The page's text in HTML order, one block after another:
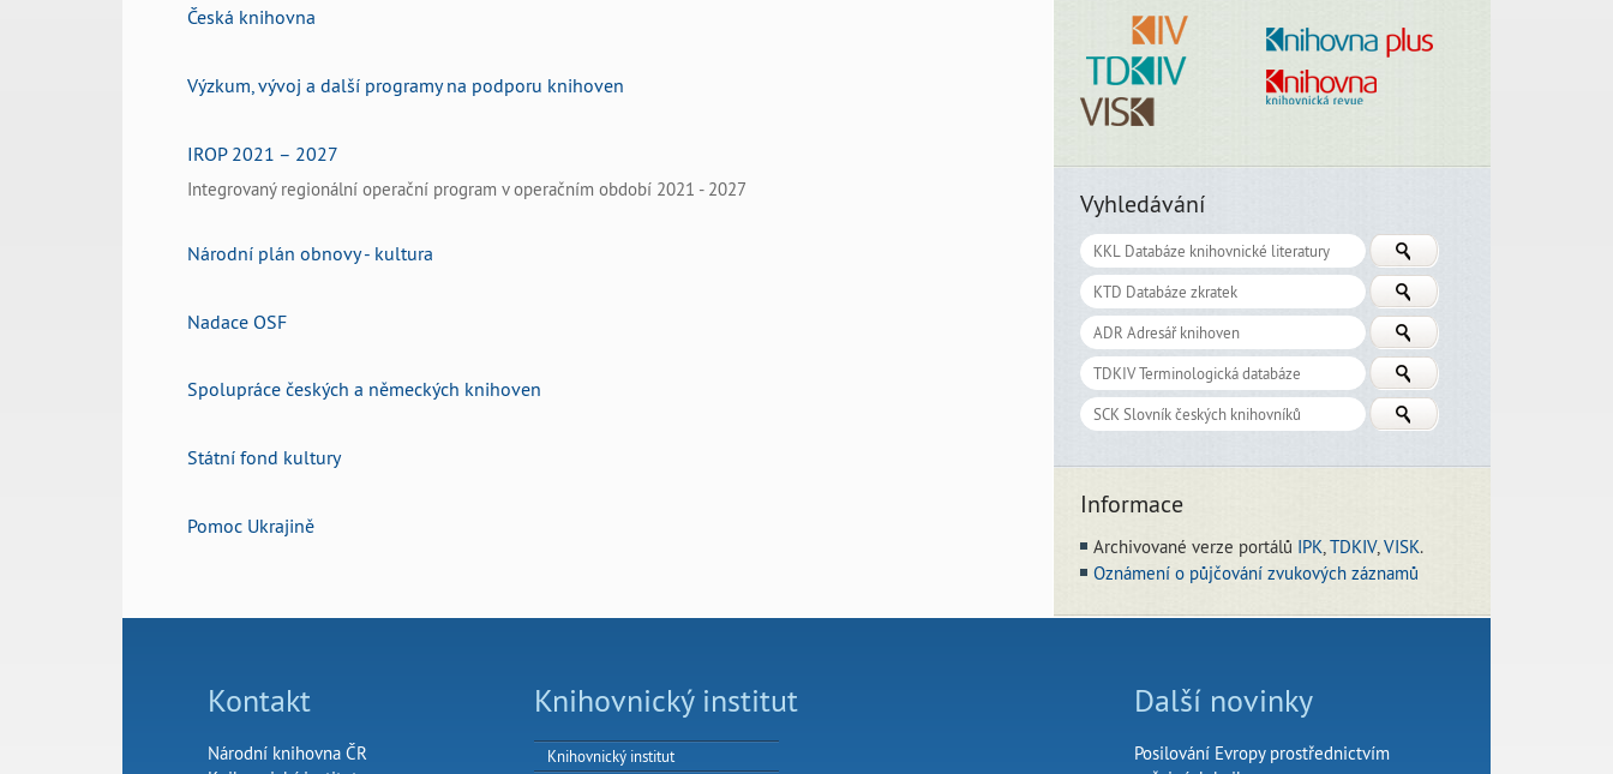
Česká knihovna
Výzkum, vývoj a další programy na podporu knihoven
IROP 2021 – 2027
Integrovaný regionální operační program v operačním období 2021 - 2027
Národní plán obnovy - kultura
Nadace OSF
Spolupráce českých a německých knihoven
Státní fond kultury
Pomoc Ukrajině
Vyhledávání
Informace
Archivované verze portálů IPK,TDKIV,VISK.
Oznámení o půjčování zvukových záznamů
Kontakt
Národní knihovna ČR
Knihovnický institut
Knihovnický institut
Další novinky
Posilování Evropy prostřednictvím